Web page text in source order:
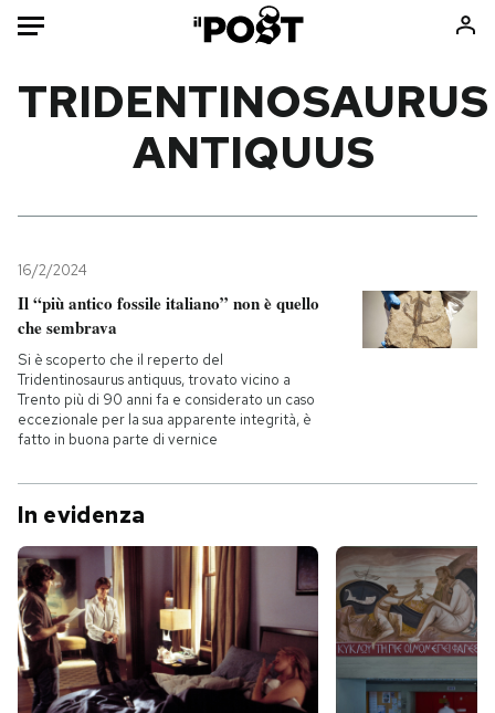
Mondo
Tecnologia
Internet
Cultura
Economia
Sport
Libri
Ok Boomer!
Europa
Altrecose
NEWSLETTER
I MIEI PREFERITI
TRIDENTINOSAURUS
ANTIQUUS
16/2/2024
Il “più antico fossile italiano” non è quello
che sembrava
Si è scoperto che il reperto del
Tridentinosaurus antiquus, trovato vicino a
Trento più di 90 anni fa e considerato un caso
eccezionale per la sua apparente integrità, è
fatto in buona parte di vernice
In evidenza